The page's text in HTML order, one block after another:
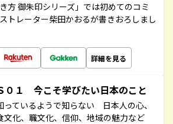
方 御朱印シリーズ」では初めてのコミ
トレーター柴田かおるが書きおろしまし
詳細を見る
０１ 今こそ学びたい日本のこと
っているようで知らない 日本人の心、
文化、職文化、信仰、地域の魅力など